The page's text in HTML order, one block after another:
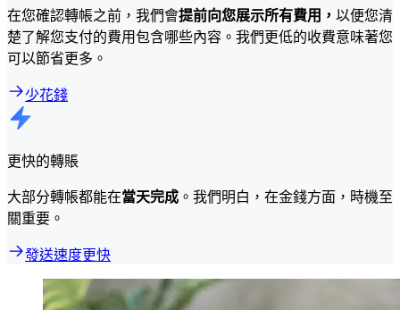
在您確認轉帳之前，我們會提前向您展示所有費用， 以便您清
楚了解您支付的費用包含哪些內容。我們更低的收費意味著您
可以節省更多。
少花錢
更快的轉賬
大部分轉帳都能在當天完成 。我們明白，在金錢方面，時機至
關重要。
發送速度更快